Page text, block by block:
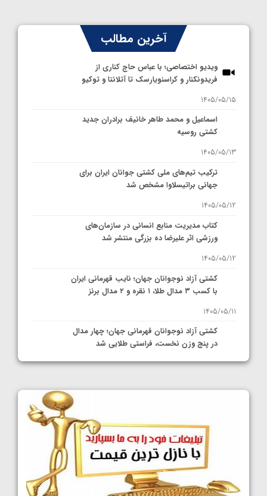
آخرین مطالب
ویدیو اختصاصی؛ با عباس حاج کناری از
فریدونکنار و کراسنویارسک تا آتلانتا و توکیو
1405/05/15
اسماعیل و محمد طاهر خانیف برادران جدید
کشتی روسیه
1405/05/13
ترکیب تیم‌های ملی کشتی جوانان ایران برای
جهانی براتیسلاوا مشخص شد
1405/05/12
کتاب مدیریت منابع انسانی در سازمان‌های
ورزشی اثر علیرضا ده بزرگی منتشر شد
1405/05/12
کشتی آزاد نوجوانان جهان؛ نایب قهرمانی ایران
با کسب ۳ مدال طلا، ۱ نقره و ۲ مدال برنز
1405/05/11
کشتی آزاد نوجوانان قهرمانی جهان؛ چهار مدال
در پنج وزن نخست، فراستی طلایی شد
1405/05/11
کشتی آزاد نوجوانان جهان؛ رقبای نمایندگان
ایران مشخص شدند
1405/05/08
کشتی فرنگی نوجوانان جهان؛ سکوی تیمی